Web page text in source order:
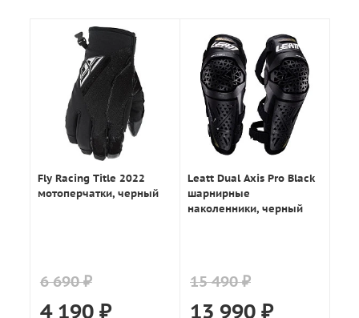
Fly Racing Title 2022
мотоперчатки, черный
6 690 ₽
4 190₽
Leatt Dual Axis Pro Black
шарнирные
наколенники, черный
15 490 ₽
13 990 ₽